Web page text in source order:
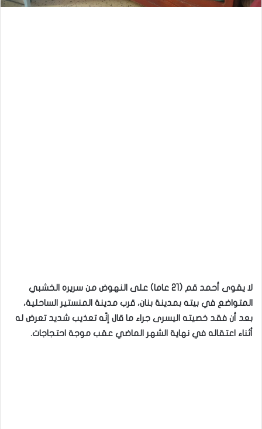
لا يقوى أحمد قم (21 عاما) على النهوض من سريره الخشبي
المتواضع في بيته بمدينة بنان، قرب مدينة المنستير الساحلية،
بعد أن فقد خصيته اليسرى جراء ما قال إنّه تعذيب شديد تعرض له
أثناء اعتقاله في نهاية الشهر الماضي عقب موجة احتجاجات.